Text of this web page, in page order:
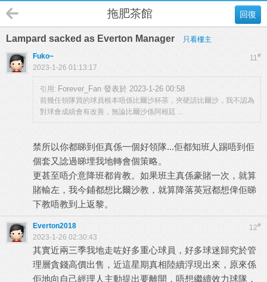
回復
拖肥茶館
Lampard sacked as Everton Manager 只看樓主
11#
Fuko~
2023-1-26 01:13:17
引用: Forever_Fan 發表於 2023-1-26 00:58
前幾任領隊買的球員根本唔係比爾沙杯茶，夾硬請比爾沙，我不認為
對球會成績會有改善，無論比爾沙係阿根廷 ...
禁所以你都睇到佢真係一個好領隊...佢都知班人踢唔到佢
個套又諗過睇埋我地轉會個策略。
更甚至唔介意降班都肯教。如果班主真係豪賭一次，就算
賭輸左，我今鋪都想比爾沙教，就算降落英冠都想俾佢睇
下教唔教到上返黎。
12#
Everton2018
2023-1-26 02:30:43
其實近兩三季我地走咗好多重心球員，好多球迷歸究於管
理層貪錢高價出售，近這星期真相陸續浮現出來，原來係
佢地向自己經理人主動提出要離開，唔想繼續效力球隊，